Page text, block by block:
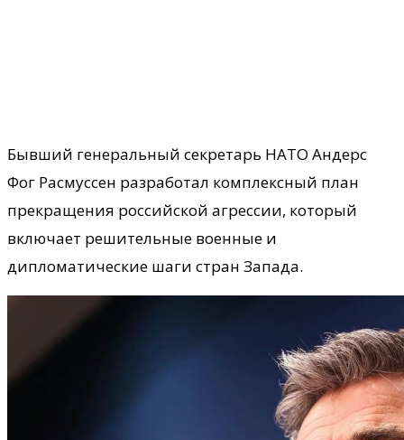
Бывший генеральный секретарь НАТО Андерс
Фог Расмуссен разработал комплексный план
прекращения российской агрессии, который
включает решительные военные и
дипломатические шаги стран Запада.